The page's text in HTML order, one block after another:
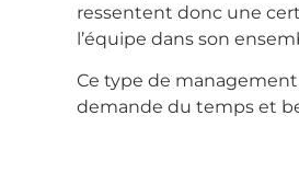
ressentent donc une
l’équipe dans son
Ce type de
demande du temps et